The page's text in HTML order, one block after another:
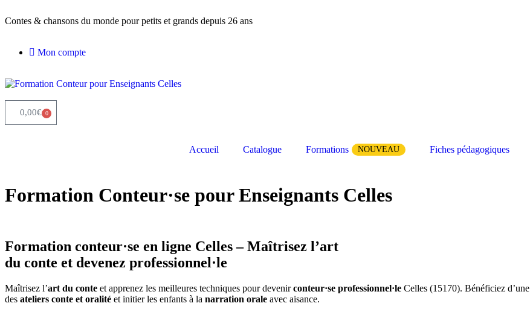
Contes & chansons du monde pour petits et grands depuis 26 ans
Mon compte
0,00€ 0
Accueil Catalogue Formations NOUVEAU Fiches pédagogiques
Formation Conteur·se pour Enseignants Celles
Formation conteur·se en ligne Celles – Maîtrisez l’art
du conte et devenez professionnel·le
Maîtrisez l’art du conte et apprenez les meilleures techniques pour devenirconteur·se professionnel·le Celles (15170). Bénéficiez d’une
des ateliers conte et oralité et initier les enfants à la narration orale avec aisance.